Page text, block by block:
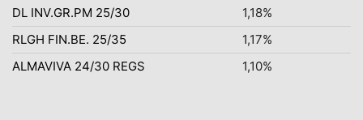
DL INV.GR.PM 25/30
1,18%
RLGH FIN.BE. 25/35
1,17%
ALMAVIVA 24/30 REGS
1,10%